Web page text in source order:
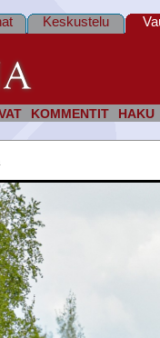
KOMMENTIT HAKU
Keskustelu